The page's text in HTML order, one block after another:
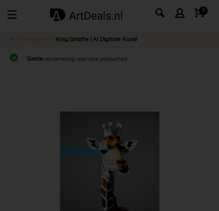
0
King Giraffe | AI Digitale Kunst
Gratis verzending voor alle producten